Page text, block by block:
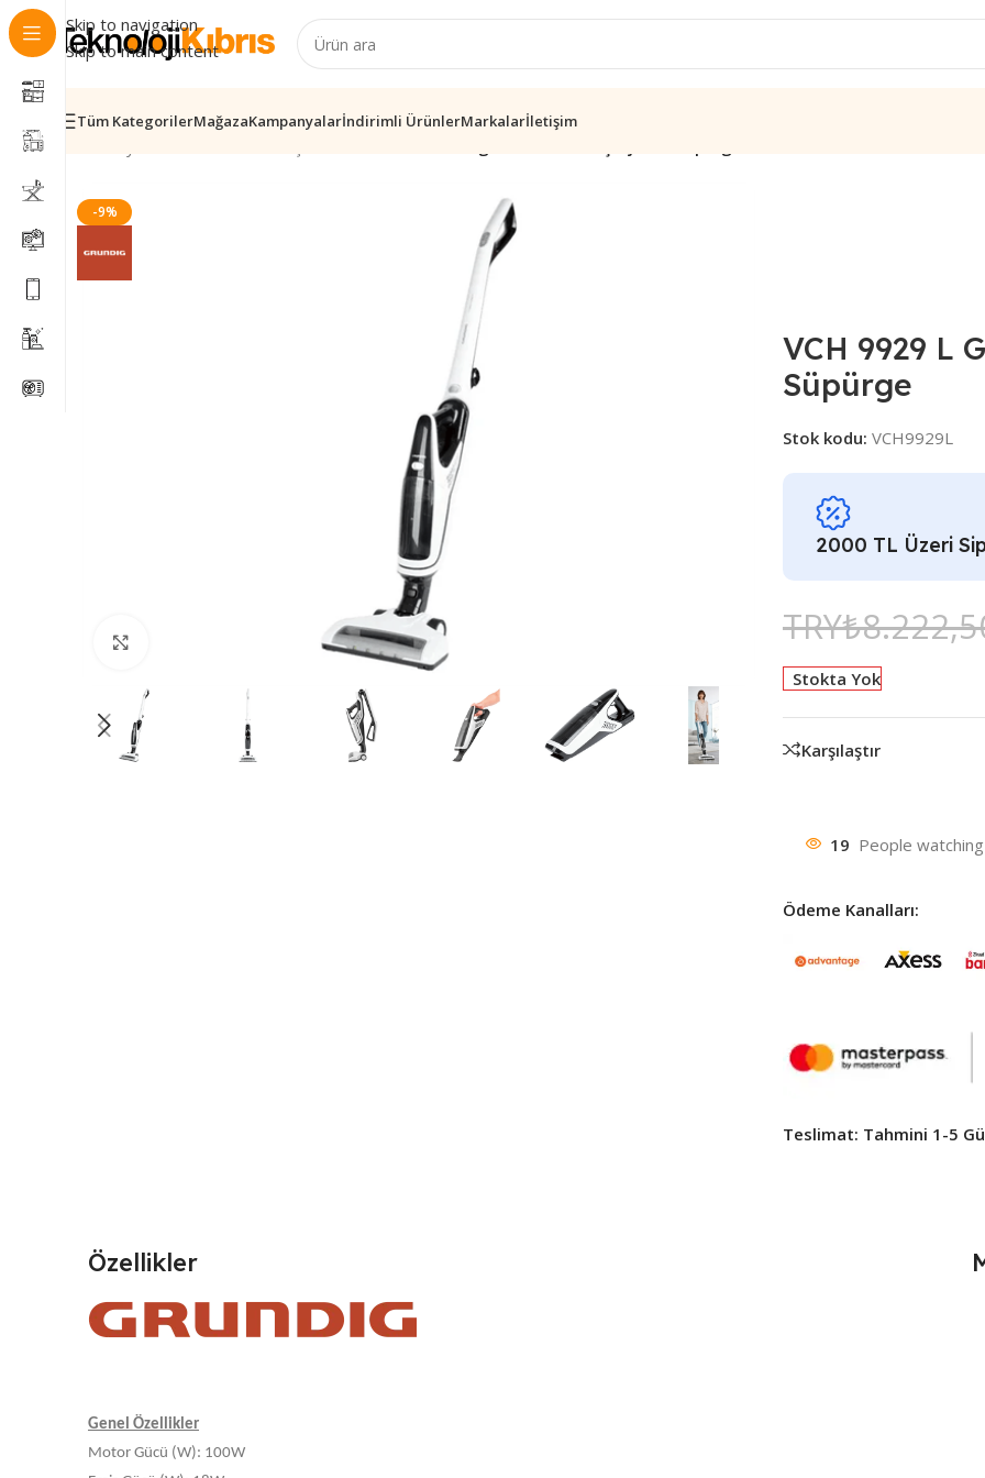
Skip to navigation
Skip to main content
Tüm KategorilerMağazaKampanyalarİndirimli ÜrünlerMarkalarİletişim
-9%
VCH 9929 L
Süpürge
Stok kodu: VCH9929L
2000 TL Üzeri
TRY₺
Stokta Yok
Karşılaştır
19 People
Ödeme Kanalları:
Teslimat: Tahmini 1-5
Özellikler
Genel Özellikler
Motor Gücü (W): 100W